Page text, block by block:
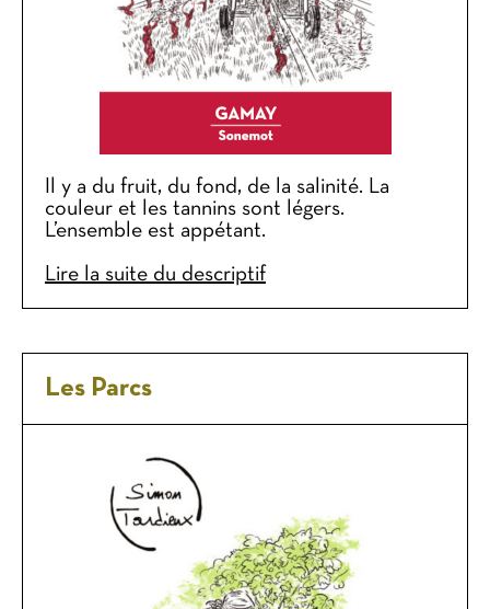
Il y a du fruit, du fond, de la salinité. La
couleur et les tannins sont légers.
L’ensemble est appétant.
Lire la suite du descriptif
Les Parcs